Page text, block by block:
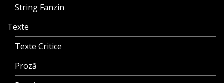
String Fanzin
Texte
Texte Critice
Proză